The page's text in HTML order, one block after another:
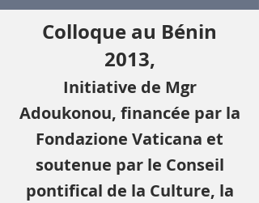
Colloque au Bénin
2013,
Initiative de Mgr
Adoukonou, financée par la
Fondazione Vaticana et
soutenue par le Conseil
pontifical de la Culture, la